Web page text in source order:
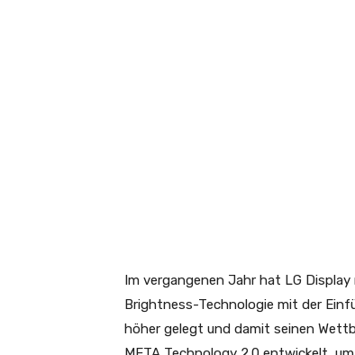
Im vergangenen Jahr hat LG
Brightness-Technologie mit der
höher gelegt und damit seinen